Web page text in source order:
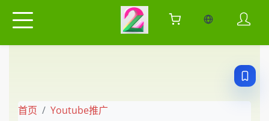
当前语言：中
首页
Youtube推广